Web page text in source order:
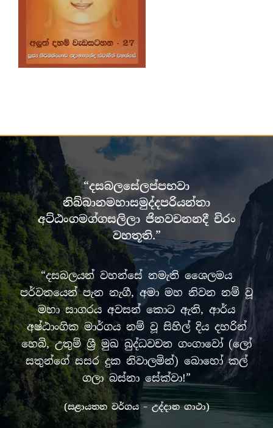
“දසබලසේලප්පභවා
නිබ්බානමහාසමුද්දපරියන්තා
අට්ඨංගමග්ගසලිලා ජිනවචනනදී චිරං
වහතූති.”
“දසබලයන් වහන්සේ නමැති ශෛලමය
පර්වතයෙන් පැන නැගී, අමා මහ නිවන නම් වූ
මහා සාගරය අවසන් කොට ඇති, ආර්ය
අෂ්ඨාංගික මාර්ගය නම් වූ සිහිල් දිය දහරින්
හෙබි, උතුම් ශ්‍රී මුඛ බුද්ධවචන ගංගාවෝ (ලෝ
සතුන්ගේ සසර දුක නිවාලමින්) බොහෝ කල්
ගලා බස්නා සේක්වා!”
(සළායතන වර්ගය – උද්දාන ගාථා)